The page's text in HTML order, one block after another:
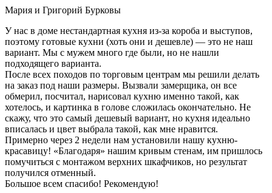
Мария и Григорий Бурковы
У нас в доме нестандартная кухня из-за короба и выступов,
поэтому готовые кухни (хоть они и дешевле) — это не наш
вариант. Мы с мужем много где были, но не нашли
подходящего варианта.
После всех походов по торговым центрам мы решили делать
на заказ под наши размеры. Вызвали замерщика, он все
обмерил, посчитал, нарисовал кухню именно такой, как
хотелось, и картинка в голове сложилась окончательно. Не
скажу, что это самый дешевый вариант, но кухня идеально
вписалась и цвет выбрала такой, как мне нравится.
Примерно через 2 недели нам установили нашу кухню-
красавицу! «Благодаря» нашим кривым стенам, им пришлось
помучиться с монтажом верхних шкафчиков, но результат
получился отменный.
Большое всем спасибо! Рекомендую!